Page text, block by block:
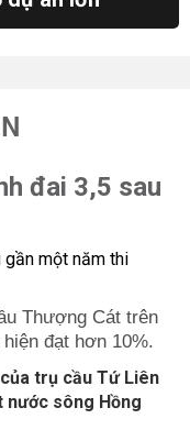
đai 3,5 sau
Thượng Cát trên
đạt hơn 10%.
trụ cầu Tứ Liên
nước sông Hồng